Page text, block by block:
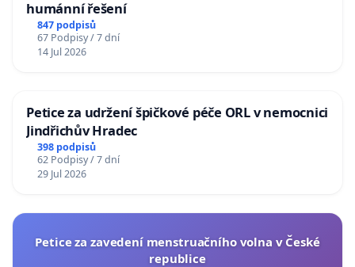
humánní řešení
847 podpisů
67 Podpisy / 7 dní
14 Jul 2026
Petice za udržení špičkové péče ORL v nemocnici
Jindřichův Hradec
398 podpisů
62 Podpisy / 7 dní
29 Jul 2026
Petice za zavedení menstruačního volna v České
republice